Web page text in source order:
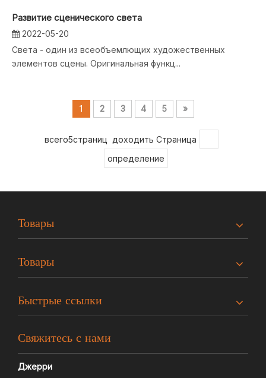
Развитие сценического света
2022-05-20
Света - один из всеобъемлющих художественных
элементов сцены. Оригинальная функц...
1 2 3 4 5 »
всего5страниц доходить Страница
определение
Товары
Товары
Быстрые ссылки
Свяжитесь с нами
Джерри